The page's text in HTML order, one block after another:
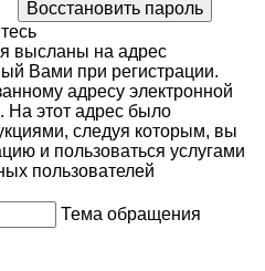
высланы на адрес
Вами при регистрации.
адресу электронной
На этот адрес было
следуя которым, вы
и пользоваться услугами
пользователей
Тема обращения